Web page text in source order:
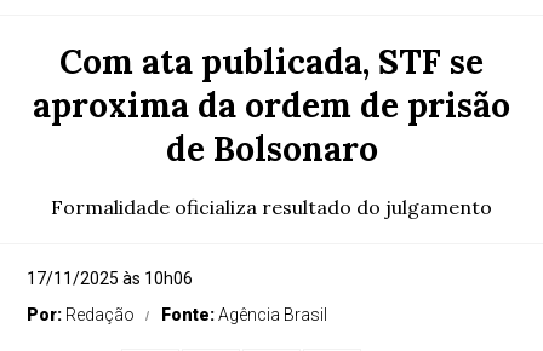
Com ata publicada, STF se
aproxima da ordem de prisão
de Bolsonaro
Formalidade oficializa resultado do julgamento
17/11/2025 às 10h06
Por: Redação Fonte:Agência Brasil